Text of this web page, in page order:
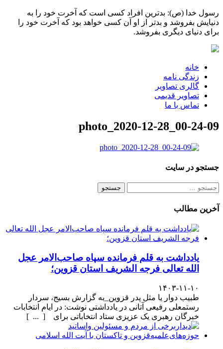
رسول خدا (ص): بدترین افراد کسی است که آخرت خود را به
دنیایش بفروشد و بدتر از او آن کسی خواهد بود که آخرت خود را
برای دنیای دیگری بفروشد.
خانه
زندگی نامه
گالری تصاویر
تصاویر قدیمی
تماس با ما
photo_2020-12-28_00-24-09
جستجو در سایت
جستجو
آخرین مطالب
یادداشت به قلم فرمانده سپاه صاحب‌الامر عجل
الله تعالی فرجه الشریف استان قزوین؛
۱۴۰۳-۱۱-۱۰
طبیب دوار یا مثل پدر قزوین_به گزارش بسیج، سردار
رستمعلی رفیعی آتانی در یادداشتی نوشت: در ایام انتخابات
خبرگان رهبری یک عزیزی ستاد انتخاباتی برای [ ... ]